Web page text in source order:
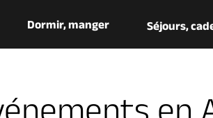
Dormir, manger Séjours,
en